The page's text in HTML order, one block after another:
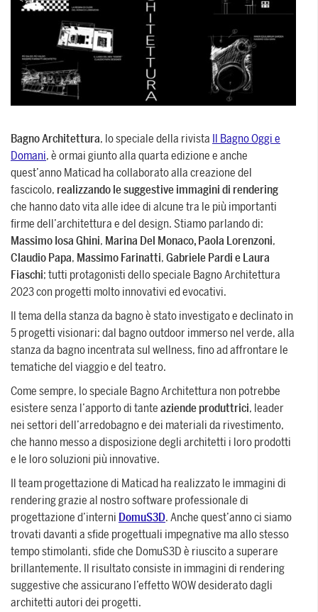
SUPPORTO
Servizi di assistenza per guidarti
nell’utilizzo del software,
dall’installazione alla realizzazione dei
progetti.
Scopri
PER ARCHITETTI E DESIGNER
PER ARCHITETTI E DESIGNER
Scopri di più >
Bagno Architettura, lo speciale della rivistaIl Bagno Oggi e
Domani, è ormai giunto alla quarta edizione e anche
quest’anno Maticad ha collaborato alla creazione del
fascicolo, realizzando le suggestive immagini di rendering
che hanno dato vita alle idee di alcune tra le più importanti
firme dell’architettura e del design. Stiamo parlando di:
Massimo Iosa Ghini, Marina Del Monaco, Paola Lorenzoni,
Claudio Papa, Massimo Farinatti,Gabriele Pardi e Laura
Fiaschi; tutti protagonisti dello speciale Bagno Architettura
2023 con progetti molto innovativi ed evocativi.
Il tema della stanza da bagno è stato investigato e declinato in
5 progetti visionari: dal bagno outdoor immerso nel verde, alla
stanza da bagno incentrata sul wellness, fino ad affrontare le
tematiche del viaggio e del teatro.
Come sempre, lo speciale Bagno Architettura non potrebbe
esistere senza l’apporto di tanteaziende produttrici, leader
nei settori dell’arredobagno e dei materiali da rivestimento,
che hanno messo a disposizione degli architetti i loro prodotti
e le loro soluzioni più innovative.
Il team progettazione di Maticad ha realizzato le immagini di
rendering grazie al nostro software professionale di
progettazione d’interniDomuS3D. Anche quest’anno ci siamo
trovati davanti a sfide progettuali impegnative ma allo stesso
tempo stimolanti, sfide che DomuS3D è riuscito a superare
brillantemente. Il risultato consiste in immagini di rendering
suggestive che assicurano l’effetto WOW desiderato dagli
architetti autori dei progetti.